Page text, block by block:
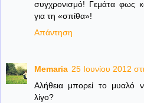
συγχρονισμό! Γεμάτα φως
για τη «σπίθα»!
Απάντηση
Memaria 25 Ιουνίου 2012
Αλήθεια μπορεί το μυαλό
λίγο?